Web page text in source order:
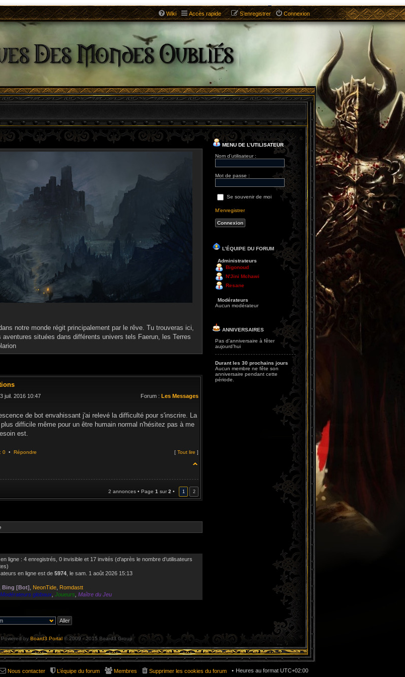
Wiki Accès rapide Connexion
S’enregistrer
notre monde régit principalement par le rêve. Tu trouveras ici,
aventures situées dans différents univers tels Faerun, les Terres
juil. 2016 10:47 Forum : Les Messages
de bot envahissant j'ai relevé la difficulté pour s'inscrire. La
difficile même pour un être humain normal n'hésitez pas à me
est.
0 • Répondre [ Tout lire ]
2 annonces • Page 1 sur2 • 1 2
ligne : 4 enregistrés, 0 invisible et 17 invités (d’après le nombre d’utilisateurs
en ligne est de 5974 , le sam. 1 août 2026 15:13
Bing [Bot] NeonTide Romdastt
Modérateurs globaux Joueurs Maître du Jeu
MENU DE L’UTILISATEUR
Nom d’utilisateur :
Mot de passe :
Se souvenir de moi
M’enregistrer
L’ÉQUIPE DU FORUM
Administrateurs
Bigonoud
N'Jini Mchawi
Resane
Modérateurs
Aucun modérateur
ANNIVERSAIRES
Pas d’anniversaire à fêter
aujourd’hui
Durant les 30 prochains jours
Aucun membre ne fête son
anniversaire pendant cette
période.
Powered by Board3 Portal© 2009 - 2015 Board3 Group
Heures au format UTC+02:00
Supprimer les cookies du forum
Membres
L’équipe du forum
Nous contacter